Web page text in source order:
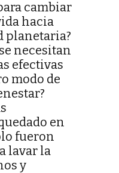
cambiar
hacia
planetaria?
necesitan
efectivas
modo de
en
fueron
lavar la
y